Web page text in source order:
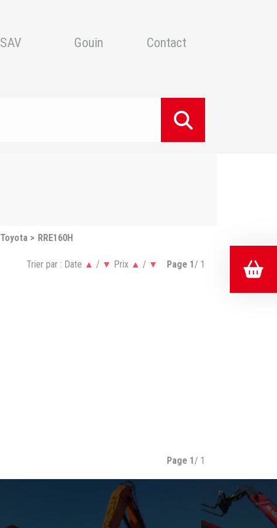
SAV Gouin Contact
Toyota RRE160H
Trier par : Date ▲ / ▼ Prix ▲ / ▼ Page 1/ 1
Page 1/ 1